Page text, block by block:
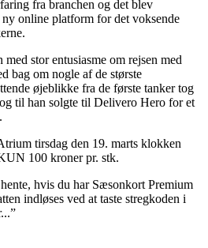
fra branchen og det blev
online platform for det voksende
stor entusiasme om rejsen med
bag om nogle af de største
øjeblikke fra de første tanker tog
til han solgte til Delivero Hero for et
tirsdag den 19. marts klokken
100 kroner pr. stk.
hvis du har Sæsonkort Premium
indløses ved at taste stregkoden i